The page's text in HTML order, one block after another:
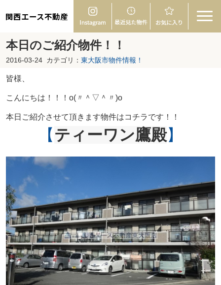
関西エース不動産
本日のご紹介物件！！
2016-03-24 カテゴリ： 東大阪市物件情報！
皆様、
こんにちは！！！o(〃＾▽＾〃)o
本日ご紹介させて頂きます物件はコチラです！！
【ティーワン鷹殿】